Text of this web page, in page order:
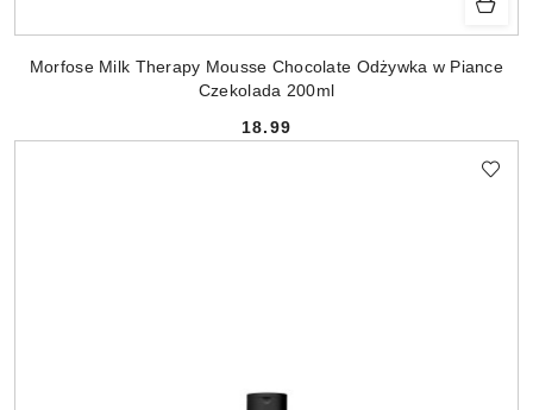
Morfose Milk Therapy Mousse Chocolate Odżywka w Piance
Czekolada 200ml
Cena:
18.99